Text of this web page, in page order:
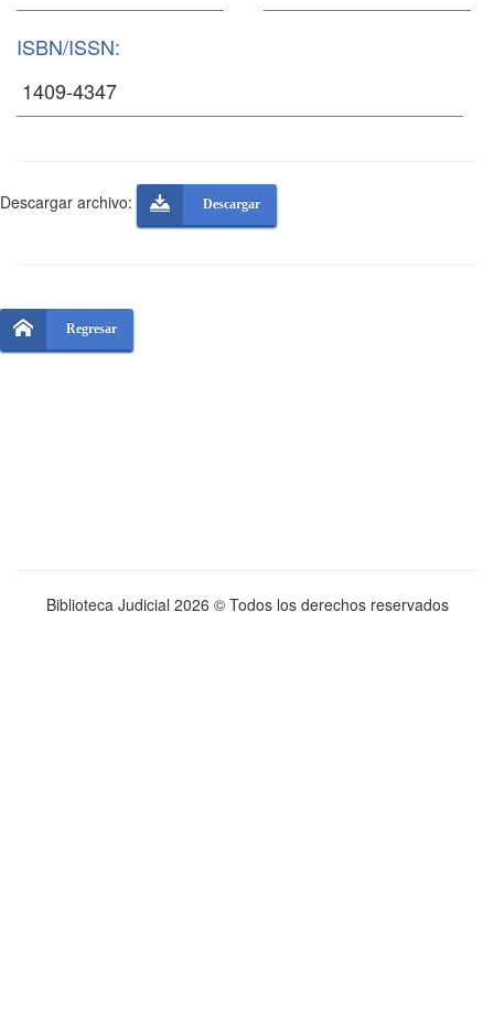
ISBN/ISSN:
Descargar archivo: Descargar
Regresar
Biblioteca Judicial 2026 © Todos los derechos reservados